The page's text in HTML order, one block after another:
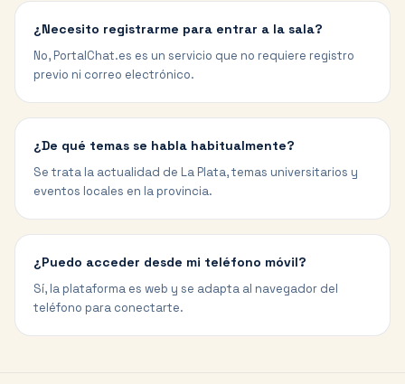
¿Necesito registrarme para entrar a la sala?
No, PortalChat.es es un servicio que no requiere registro
previo ni correo electrónico.
¿De qué temas se habla habitualmente?
Se trata la actualidad de La Plata, temas universitarios y
eventos locales en la provincia.
¿Puedo acceder desde mi teléfono móvil?
Sí, la plataforma es web y se adapta al navegador del
teléfono para conectarte.